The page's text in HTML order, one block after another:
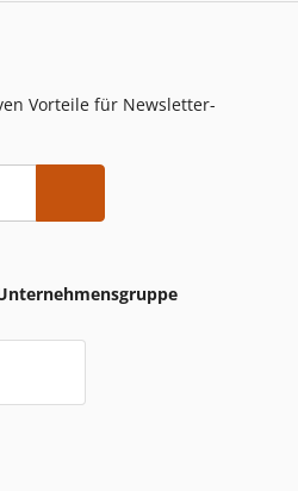
Vorteile für Newsletter-